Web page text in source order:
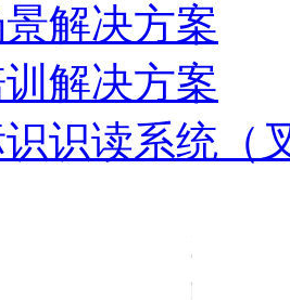
解决方案
解决方案
识读系统（